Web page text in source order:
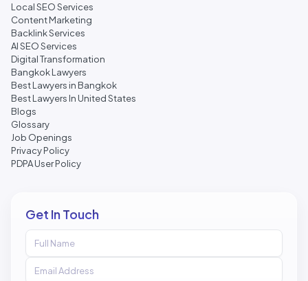
Local SEO Services
Content Marketing
Backlink Services
AI SEO Services
Digital Transformation
Bangkok Lawyers
Best Lawyers in Bangkok
Best Lawyers In United States
Blogs
Glossary
Job Openings
Privacy Policy
PDPA User Policy
Get In Touch